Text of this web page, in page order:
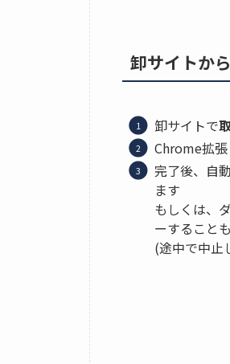
卸サイトから
卸サイトで
Chrome拡
完了後、自
ます
もしくは、
ーすること
(途中で中止